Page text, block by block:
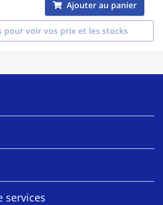
Ajouter au panier
pour voir vos prix et les stocks
services